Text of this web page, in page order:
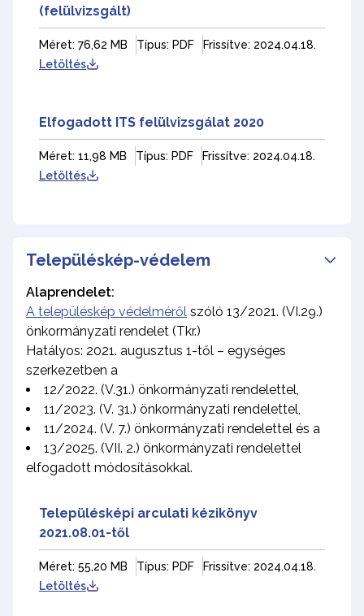
(felülvizsgált)
Méret: 76,62 MB Típus: PDF
Frissítve: 2024.04.18.
Letöltés
Elfogadott ITS felülvizsgálat 2020
Méret: 11,98 MB Típus: PDF
Frissítve: 2024.04.18.
Letöltés
Településkép-védelem
Alaprendelet:
A településkép védelméről szóló 13/2021. (VI.29.)
önkormányzati rendelet (Tkr.)
Hatályos: 2021. augusztus 1-től – egységes
szerkezetben a
12/2022. (V.31.) önkormányzati rendelettel,
11/2023. (V. 31.) önkormányzati rendelettel,
11/2024. (V. 7.) önkormányzati rendelettel és a
13/2025. (VII. 2.) önkormányzati rendelettel
elfogadott módosításokkal.
Településképi arculati kézikönyv
2021.08.01-től
Méret: 55,20 MB Típus: PDF
Frissítve: 2024.04.18.
Letöltés